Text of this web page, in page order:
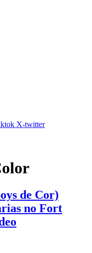
X-twitter
de Cor)
no Fort